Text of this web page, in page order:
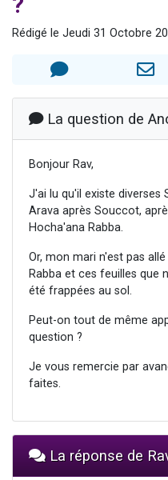
Rédigé le Jeudi 31 Octobre
La question de
Bonjour Rav,
J'ai lu qu'il existe diverses
Arava après Souccot,
Hocha'ana Rabba.
Or, mon mari n'est pas
Rabba et ces feuilles que
été frappées au sol.
Peut-on tout de même
question ?
Je vous remercie par
faites.
La réponse de